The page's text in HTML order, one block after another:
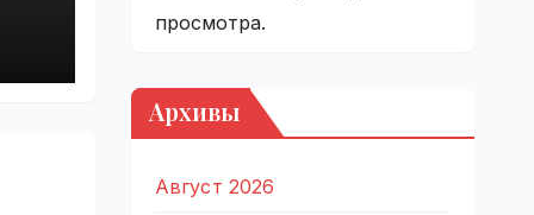
просмотра.
Архивы
Август 2026